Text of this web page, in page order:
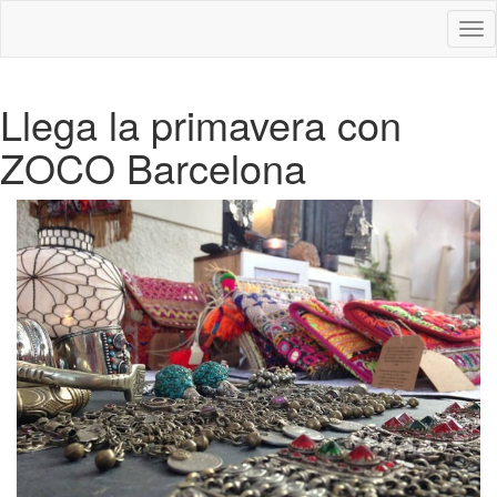
Llega la primavera con
ZOCO Barcelona